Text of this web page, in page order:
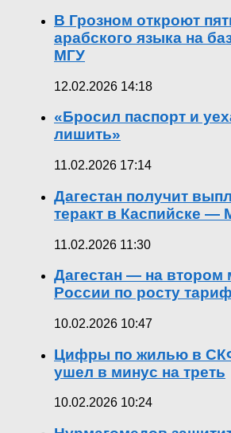
В Грозном откроют
арабского языка на
МГУ
12.02.2026 14:18
«Бросил паспорт и
лишить»
11.02.2026 17:14
Дагестан получит
теракт в Каспийске —
11.02.2026 11:30
Дагестан — на втором
России по росту
10.02.2026 10:47
Цифры по жилью в
ушел в минус на треть
10.02.2026 10:24